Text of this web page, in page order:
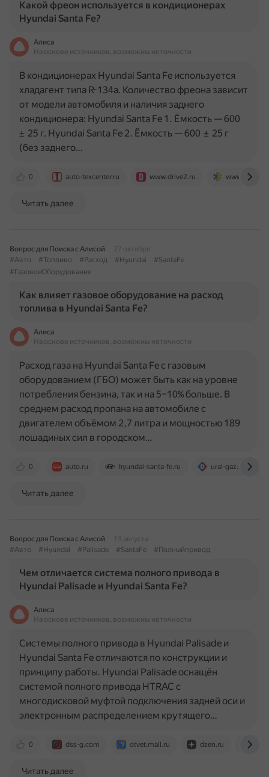
Какой фреон используется в кондиционерах
Hyundai Santa Fe?
Алиса
На основе источников, возможны неточности
0 auto-texcenter.ru www.drive2.ru www.avto-
В кондиционерах Hyundai Santa Fe используется
хладагент типа R-134a. Количество фреона зависит
от модели автомобиля и наличия заднего
кондиционера: Hyundai Santa Fe 1. Ёмкость — 600
± 25 г. Hyundai Santa Fe 2. Ёмкость — 600 ± 25 г
(без заднего…
Читать далее
Вопрос для Поиска с Алисой
27 октября
#Авто
#Топливо #Расход #Hyundai
#SantaFe
#ГазовоеОборудование
Как влияет газовое оборудование на расход
топлива в Hyundai Santa Fe?
Алиса
На основе источников, возможны неточности
0 auto.ru hyundai-santa-fe.ru ural-gaz.ru
Расход газа на Hyundai Santa Fe с газовым
оборудованием (ГБО) может быть как на уровне
потребления бензина, так и на 5–10% больше. В
среднем расход пропана на автомобиле с
двигателем объёмом 2,7 литра и мощностью 189
лошадиных сил в городском…
Читать далее
Вопрос для Поиска с Алисой
13 августа
#Авто
#Hyundai #Palisade #SantaFe #Полныйпривод
Чем отличается система полного привода в
Hyundai Palisade и Hyundai Santa Fe?
Алиса
На основе источников, возможны неточности
0 dss-g.com otvet.mail.ru dzen.ru
Системы полного привода в Hyundai Palisade и
Hyundai Santa Fe отличаются по конструкции и
принципу работы. Hyundai Palisade оснащён
системой полного привода HTRAC с
многодисковой муфтой подключения задней оси и
электронным распределением крутящего…
Читать далее